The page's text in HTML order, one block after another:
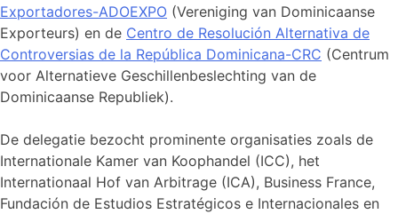
Exportadores-ADOEXPO (Vereniging van Dominicaanse
Exporteurs) en de Centro de Resolución Alternativa de
Controversias de la República Dominicana-CRC (Centrum
voor Alternatieve Geschillenbeslechting van de
Dominicaanse Republiek).
De delegatie bezocht prominente organisaties zoals de
Internationale Kamer van Koophandel (ICC), het
Internationaal Hof van Arbitrage (ICA), Business France,
Fundación de Estudios Estratégicos e Internacionales en